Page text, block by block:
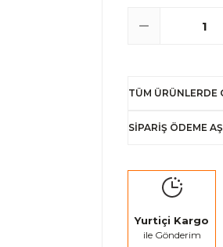
TÜM ÜRÜNLERDE
SİPARİŞ ÖDEME
Yurtiçi Kargo
ile Gönderim